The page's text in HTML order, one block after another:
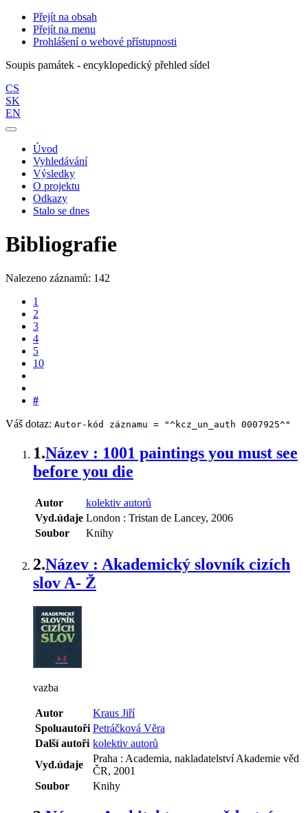
Přejít na obsah
Přejít na menu
Prohlášení o webové přístupnosti
Soupis památek - encyklopedický přehled sídel
CS
SK
EN
Úvod
Vyhledávání
Výsledky
O projektu
Odkazy
Stalo se dnes
Bibliografie
Nalezeno záznamů: 142
1
2
3
4
5
10
#
Váš dotaz: Autor-kód záznamu = "^kcz_un_auth 0007925^"
1.Název : 1001 paintings you must see
before you die
Autor
kolektiv autorů
Vyd.údaje London : Tristan de Lancey, 2006
Soubor
Knihy
2.Název : Akademický slovník cizích
slov A- Ž
vazba
Autor
Kraus Jiří
Spoluautoři Petráčková Věra
Další autoři kolektiv autorů
Vyd.údaje
Praha : Academia, nakladatelství Akademie věd
ČR, 2001
Soubor
Knihy